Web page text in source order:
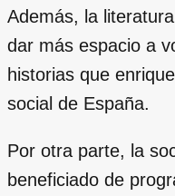
Además, la
dar más espacio a
historias que
social de España.
Por otra parte, la
beneficiado de